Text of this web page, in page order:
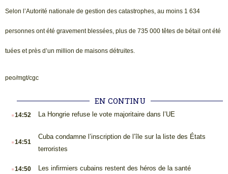
Selon l’Autorité nationale de gestion des catastrophes, au moins 1 634
personnes ont été gravement blessées, plus de 735 000 têtes de bétail ont été
tuées et près d’un million de maisons détruites.
peo/mgt/cgc
EN CONTINU
.14:52 La Hongrie refuse le vote majoritaire dans l’UE
.14:51
Cuba condamne l’inscription de l’île sur la liste des États
terroristes
.14:50 Les infirmiers cubains restent des héros de la santé